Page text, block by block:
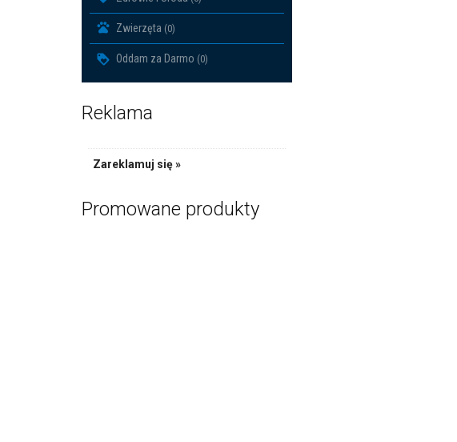
Zwierzęta (0)
Oddam za Darmo (0)
Reklama
Zareklamuj się »
Promowane produkty